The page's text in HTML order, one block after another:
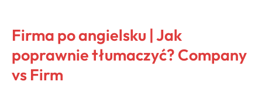
Firma po angielsku | Jak
poprawnie tłumaczyć? Company
vs Firm